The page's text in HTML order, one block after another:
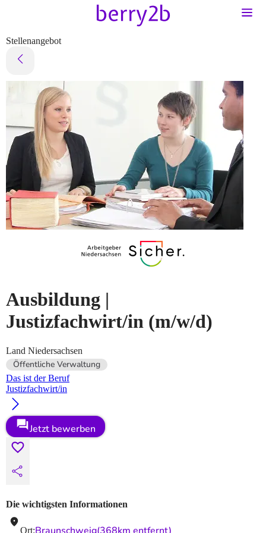
Stellenangebot
Ausbildung |
Justizfachwirt/in (m/w/d)
Land Niedersachsen
Öffentliche Verwaltung
Das ist der Beruf
Justizfachwirt/in
Jetzt bewerben
Die wichtigsten Informationen
Ort: